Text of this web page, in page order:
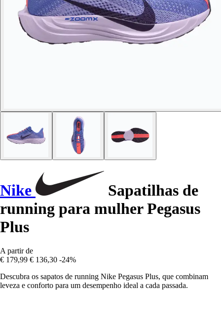
Nike
Sapatilhas de
running para mulher Pegasus
Plus
A partir de
€ 179,99 € 136,30 -24%
Descubra os sapatos de running Nike Pegasus Plus, que combinam
leveza e conforto para um desempenho ideal a cada passada.